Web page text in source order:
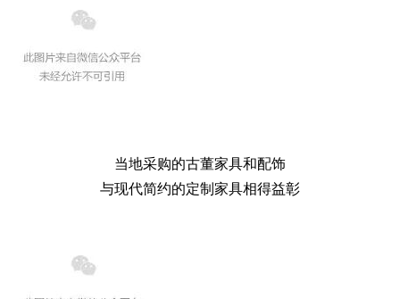
当地采购的古董家具和配饰
与现代简约的定制家具相得益彰